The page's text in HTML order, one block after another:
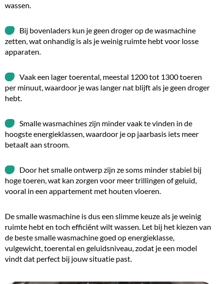
wassen.
Bij bovenladers kun je geen droger op de wasmachine
zetten, wat onhandig is als je weinig ruimte hebt voor losse
apparaten.
Vaak een lager toerental, meestal 1200 tot 1300 toeren
per minuut, waardoor je was langer nat blijft als je geen droger
hebt.
Smalle wasmachines zijn minder vaak te vinden in de
hoogste energieklassen, waardoor je op jaarbasis iets meer
betaalt aan stroom.
Door het smalle ontwerp zijn ze soms minder stabiel bij
hoge toeren, wat kan zorgen voor meer trillingen of geluid,
vooral in een appartement met houten vloeren.
De smalle wasmachine is dus een slimme keuze als je weinig
ruimte hebt en toch efficiënt wilt wassen. Let bij het kiezen van
de beste smalle wasmachine goed op energieklasse,
vulgewicht, toerental en geluidsniveau, zodat je een model
vindt dat perfect bij jouw situatie past.